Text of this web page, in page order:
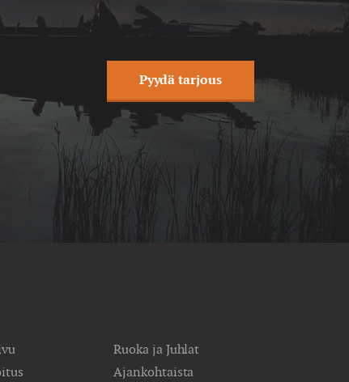
Pyydä tarjous
Ruoka ja Juhlat
Ajankohtaista